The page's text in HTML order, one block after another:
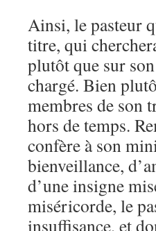
Ainsi, le pasteur
titre, qui
plutôt que sur
chargé. Bien
membres de son
hors de temps.
confère à son
bienveillance,
d’une insigne
miséricorde, le
insuffisance, et